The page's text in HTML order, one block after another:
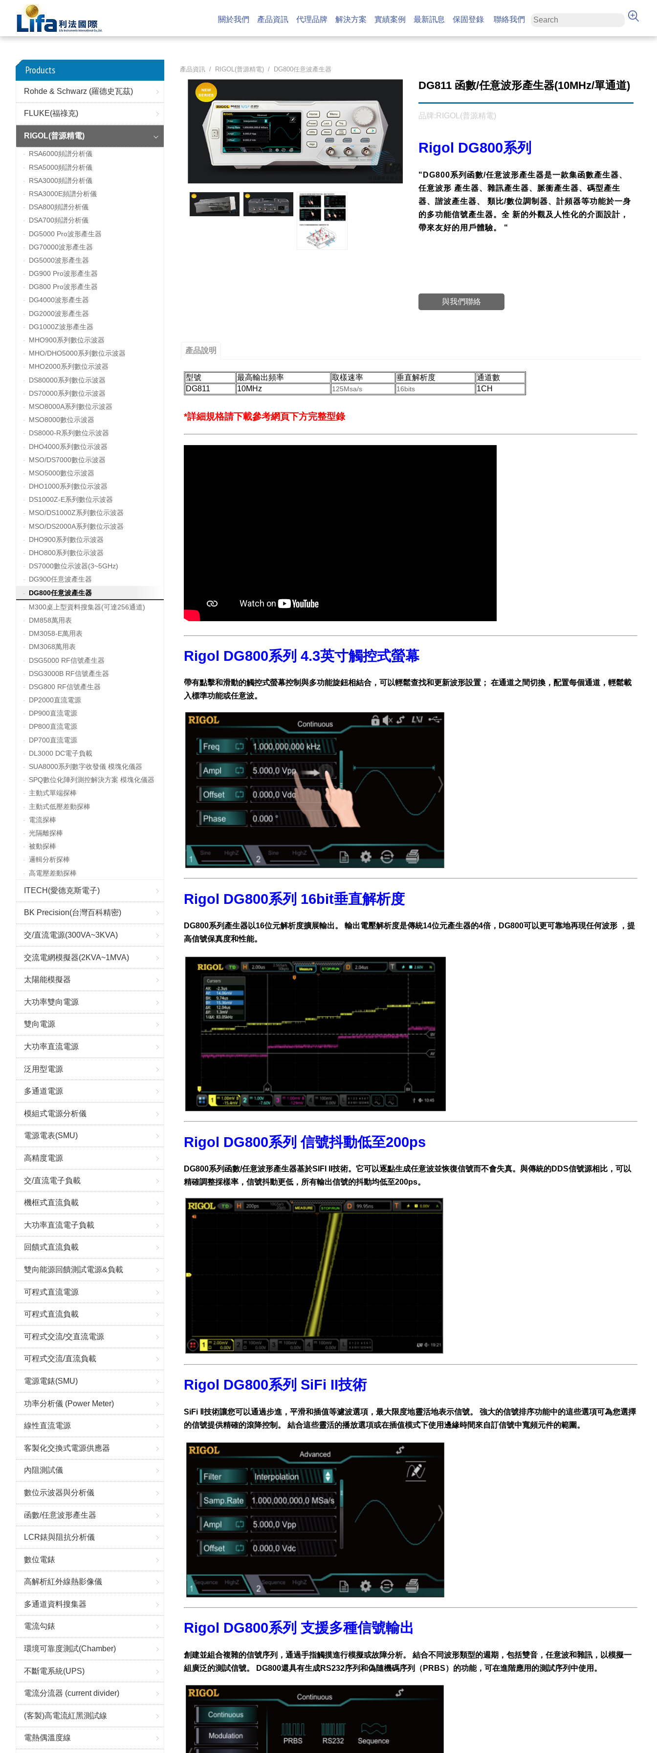
關於我們 產品資訊 代理品牌 解決方案 實績案例 最新訊息 保固登錄 聯絡我們
Products
Rohde & Schwarz (羅德史瓦茲)
FLUKE(福祿克)
RIGOL(普源精電)
RSA6000頻譜分析儀
RSA5000頻譜分析儀
RSA3000頻譜分析儀
RSA3000E頻譜分析儀
DSA800頻譜分析儀
DSA700頻譜分析儀
DG5000 Pro波形產生器
DG70000波形產生器
DG5000波形產生器
DG900 Pro波形產生器
DG800 Pro波形產生器
DG4000波形產生器
DG2000波形產生器
DG1000Z波形產生器
MHO900系列數位示波器
MHO/DHO5000系列數位示波器
MHO2000系列數位示波器
DS80000系列數位示波器
DS70000系列數位示波器
MSO8000A系列數位示波器
MSO8000數位示波器
DS8000-R系列數位示波器
DHO4000系列數位示波器
MSO/DS7000數位示波器
MSO5000數位示波器
DHO1000系列數位示波器
DS1000Z-E系列數位示波器
MSO/DS1000Z系列數位示波器
MSO/DS2000A系列數位示波器
DHO900系列數位示波器
DHO800系列數位示波器
DS7000數位示波器(3~5GHz)
DG900任意波產生器
DG800任意波產生器
M300桌上型資料搜集器(可達256通道)
DM858萬用表
DM3058-E萬用表
DM3068萬用表
DSG5000 RF信號產生器
DSG3000B RF信號產生器
DSG800 RF信號產生器
DP2000直流電源
DP900直流電源
DP800直流電源
DP700直流電源
DL3000 DC電子負載
SUA8000系列數字收發儀 模塊化儀器
SPQ數位化陣列測控解決方案 模塊化儀器
主動式單端探棒
主動式低壓差動探棒
電流探棒
光隔離探棒
被動探棒
邏輯分析探棒
高電壓差動探棒
ITECH(愛德克斯電子)
BK Precision(台灣百科精密)
交/直流電源(300VA~3KVA)
交流電網模擬器(2KVA~1MVA)
太陽能模擬器
大功率雙向電源
雙向電源
大功率直流電源
泛用型電源
多通道電源
模組式電源分析儀
電源電表(SMU)
高精度電源
交/直流電子負載
機框式直流負載
大功率直流電子負載
回饋式直流負載
雙向能源回饋測試電源&負載
可程式直流電源
可程式直流負載
可程式交流/交直流電源
可程式交流/直流負載
電源電錶(SMU)
功率分析儀 (Power Meter)
線性直流電源
客製化交換式電源供應器
內阻測試儀
數位示波器與分析儀
函數/任意波形產生器
LCR錶與阻抗分析儀
數位電錶
高解析紅外線熱影像儀
多通道資料搜集器
電流勾錶
環境可靠度測試(Chamber)
不斷電系統(UPS)
電流分流器 (current divider)
(客製)高電流紅黑測試線
電熱偶溫度線
產品資訊 / RIGOL(普源精電) / DG800任意波產生器
DG811 函數/任意波形產生器(10MHz/單通道)
品牌:RIGOL(普源精電)
Rigol DG800系列
"DG800系列函數/任意波形產生器是一款集函數產生器、
任意波形 產生器、雜訊產生器、脈衝產生器、碼型產生
器、諧波產生器、 類比/數位調制器、計頻器等功能於一身
的多功能信號產生器。全 新的外觀及人性化的介面設計，
帶來友好的用戶體驗。 "
與我們聯絡
產品說明
型號 最高輸出頻率 取樣速率 垂直解析度
通道數
DG811
10MHz 125Msa/s 16bits 1CH
*詳細規格請下載參考網頁下方完整型錄
Rigol DG800系列 4.3英寸觸控式螢幕
帶有點擊和滑動的觸控式螢幕控制與多功能旋鈕相結合，可以輕鬆查找和更新波形設置； 在通道之間切換，配置每個通道，輕鬆載
入標準功能或任意波。
Rigol DG800系列 16bit垂直解析度
DG800系列產生器以16位元解析度擴展輸出。 輸出電壓解析度是傳統14位元產生器的4倍，DG800可以更可靠地再現任何波形 ，提
高信號保真度和性能。
Rigol DG800系列 信號抖動低至200ps
DG800系列函數/任意波形產生器基於SIFI II技術。它可以逐點生成任意波並恢復信號而不會失真。與傳統的DDS信號源相比，可以
精確調整採樣率，信號抖動更低，所有輸出信號的抖動均低至200ps。
Rigol DG800系列 SiFi II技術
SiFi Ⅱ技術讓您可以通過步進，平滑和插值等濾波選項，最大限度地靈活地表示信號。 強大的信號排序功能中的這些選項可為您選擇
的信號提供精確的滾降控制。 結合這些靈活的播放選項或在插值模式下使用邊緣時間來自訂信號中寬頻元件的範圍。
Rigol DG800系列 支援多種信號輸出
創建並組合複雜的信號序列，通過手指觸摸進行模擬或故障分析。 結合不同波形類型的週期，包括雙音，任意波和雜訊，以模擬一
組廣泛的測試信號。 DG800還具有生成RS232序列和偽隨機碼序列（PRBS）的功能，可在進階應用的測試序列中使用。